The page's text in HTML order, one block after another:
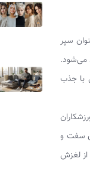
سپر
می‌شود.
با جذب
سفت و
از لغزش